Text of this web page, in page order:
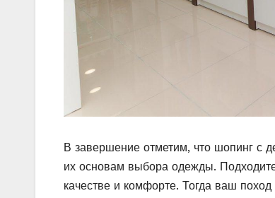
В завершение отметим, что шопинг с
их основам выбора одежды.
качестве и комфорте. Тогда ваш